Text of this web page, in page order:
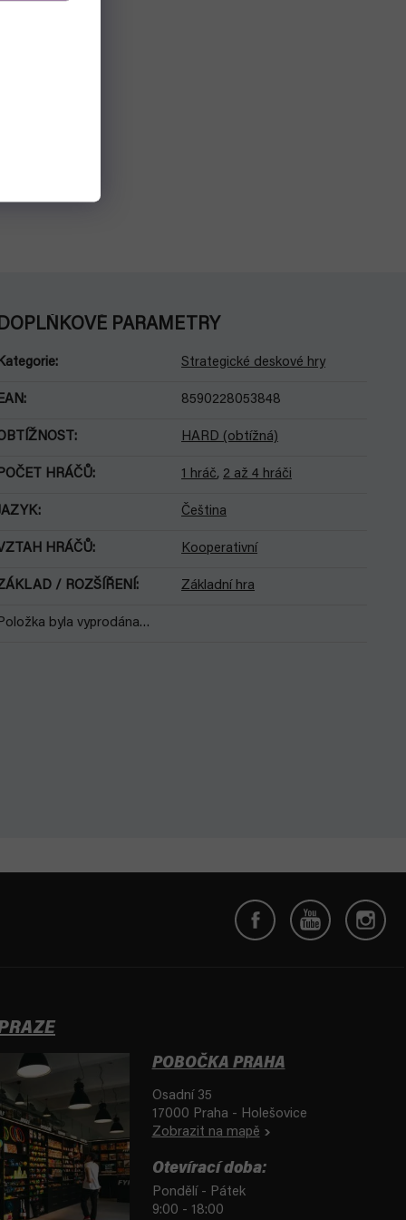
PARAMETRY
: Strategické deskové hry
: 8590228053848
: HARD (obtížná)
HRÁČŮ: 1 hráč, 2 až 4 hráči
: Čeština
HRÁČŮ: Kooperativní
/ ROZŠÍŘENÍ: Základní hra
byla vyprodána…
POBOČKA PRAHA
Osadní 35
17000 Praha - Holešovice
Zobrazit na mapě
Otevírací doba:
Pondělí - Pátek
9:00 - 18:00